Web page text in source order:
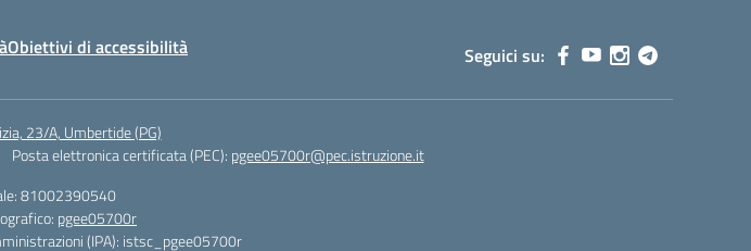
Obiettivi di accessibilità Seguici su:
23/A, Umbertide (PG)
Posta elettronica certificata (PEC): pgee05700r@pec.istruzione.it
81002390540
pgee05700r
(IPA): istsc_pgee05700r